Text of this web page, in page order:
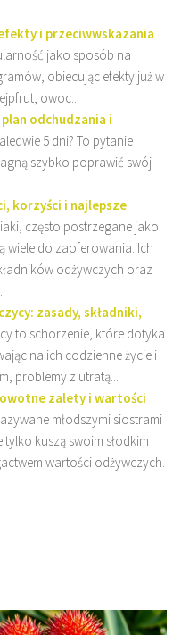
i przeciwwskazania
jako sposób na
obiecując efekty już w
owoc...
odchudzania i
5 dni? To pytanie
szybko poprawić swój
korzyści i najlepsze
często postrzegane jako
wiele do zaoferowania. Ich
odżywczych oraz
zasady, składniki,
to schorzenie, które dotyka
na ich codzienne życie i
problemy z utratą...
zalety i wartości
młodszymi siostrami
kuszą swoim słodkim
wartości odżywczych.